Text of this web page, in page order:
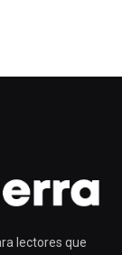
lectores que